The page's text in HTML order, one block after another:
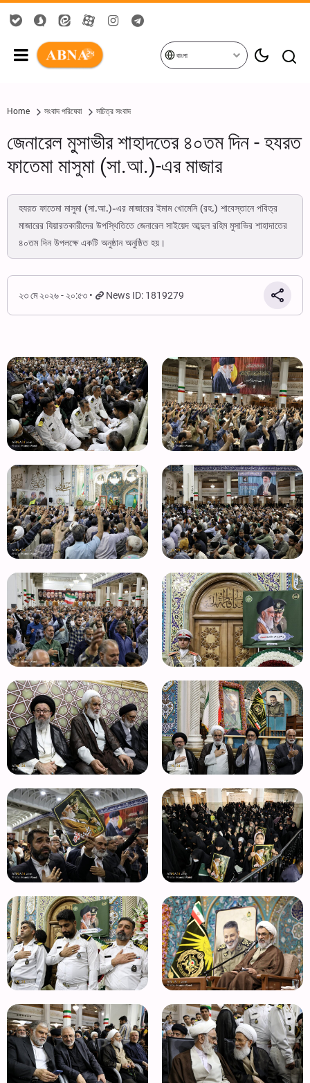
বাংলা
Home সংবাদ পরিষেবা সচিত্র সংবাদ
জেনারেল মুসাভীর শাহাদতের ৪০তম দিন - হযরত
ফাতেমা মাসুমা (সা.আ.)-এর মাজার
হযরত ফাতেমা মাসুমা (সা.আ.)-এর মাজারের ইমাম খোমেনি (রহ.) শাবেস্তানে পবিত্র
মাজারের যিয়ারতকারীদের উপস্থিতিতে জেনারেল সাইয়েদ আব্দুল রহিম মুসাভির শাহাদাতের
৪০তম দিন উপলক্ষে একটি অনুষ্ঠান অনুষ্ঠিত হয়।
২৩ মে ২০২৬ - ২০:৫৩ News ID: 1819279